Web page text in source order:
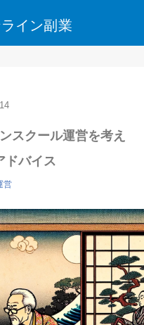
イン副業
スクール運営を考え
ドバイス
営